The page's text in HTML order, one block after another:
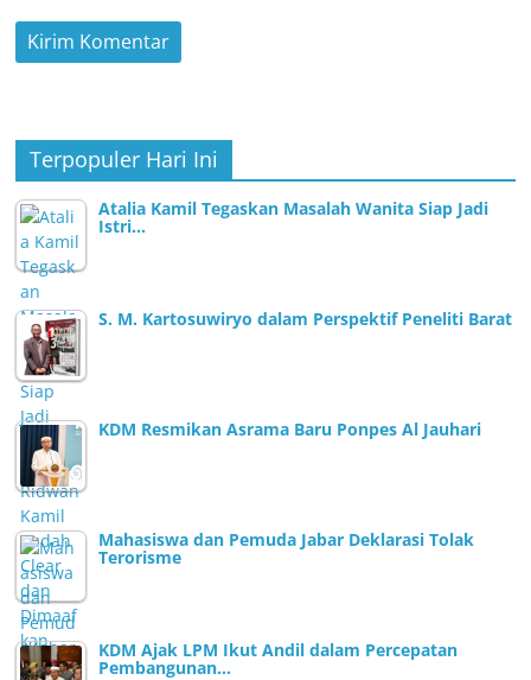
Terpopuler Hari Ini
Atalia Kamil Tegaskan Masalah Wanita Siap Jadi
Istri…
S. M. Kartosuwiryo dalam Perspektif Peneliti Barat
KDM Resmikan Asrama Baru Ponpes Al Jauhari
Mahasiswa dan Pemuda Jabar Deklarasi Tolak
Terorisme
KDM Ajak LPM Ikut Andil dalam Percepatan
Pembangunan…